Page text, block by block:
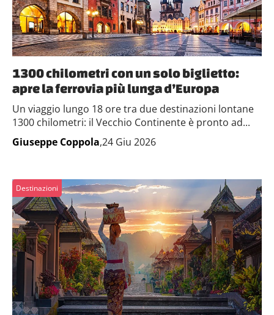
1300 chilometri con un solo biglietto:
apre la ferrovia più lunga d’Europa
Un viaggio lungo 18 ore tra due destinazioni lontane
1300 chilometri: il Vecchio Continente è pronto ad...
Giuseppe Coppola,24 Giu 2026
Destinazioni